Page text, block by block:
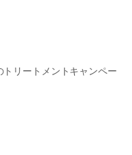
リートメントキャンペー